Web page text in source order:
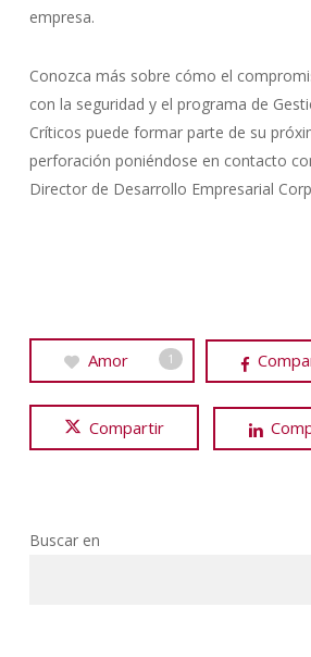
empresa.
Conozca más sobre cómo el
con la seguridad y el programa de
Críticos puede formar parte de su
perforación poniéndose en contacto
Director de Desarrollo Empresarial
Amor 1
Compartir
Buscar en